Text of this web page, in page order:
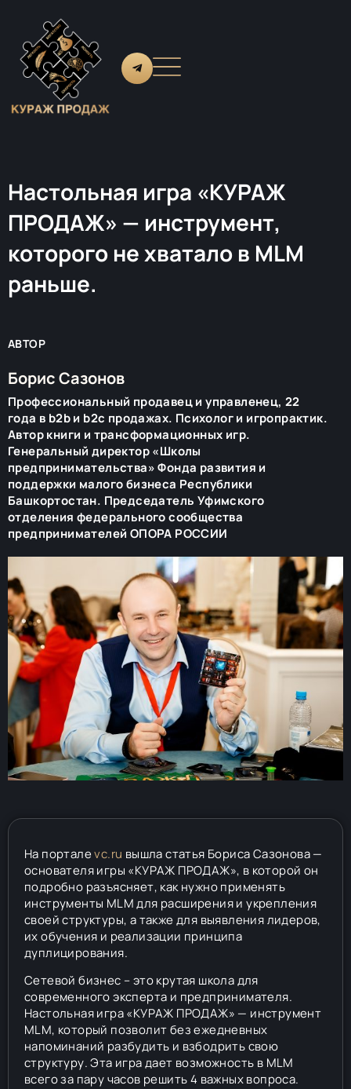
Настольная игра «КУРАЖ
ПРОДАЖ» — инструмент,
которого не хватало в MLM
раньше.
АВТОР
Борис Сазонов
Профессиональный продавец и управленец, 22
года в b2b и b2c продажах. Психолог и игропрактик.
Автор книги и трансформационных игр.
Генеральный директор «Школы
предпринимательства» Фонда развития и
поддержки малого бизнеса Республики
Башкортостан. Председатель Уфимского
отделения федерального сообщества
предпринимателей ОПОРА РОССИИ
На порталеvc.ru вышла статья Бориса Сазонова —
основателя игры «КУРАЖ ПРОДАЖ», в которой он
подробно разъясняет, как нужно применять
инструменты MLM для расширения и укрепления
своей структуры, а также для выявления лидеров,
их обучения и реализации принципа
дуплицирования.
Сетевой бизнес – это крутая школа для
современного эксперта и предпринимателя.
Настольная игра «КУРАЖ ПРОДАЖ» — инструмент
MLM, который позволит без ежедневных
напоминаний разбудить и взбодрить свою
структуру. Эта игра дает возможность в MLM
всего за пару часов решить 4 важных вопроса.